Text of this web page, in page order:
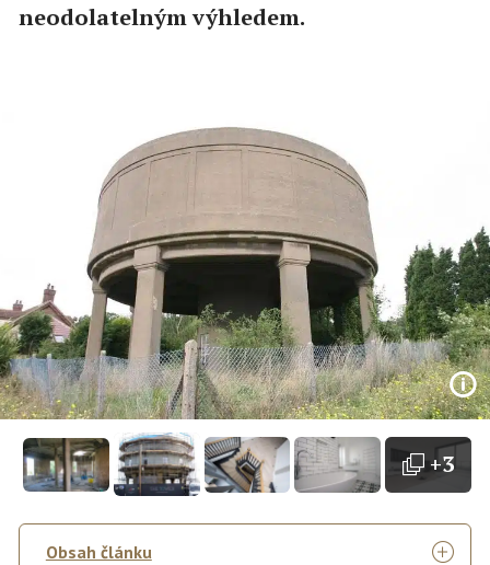
neodolatelným výhledem.
+3
Obsah článku